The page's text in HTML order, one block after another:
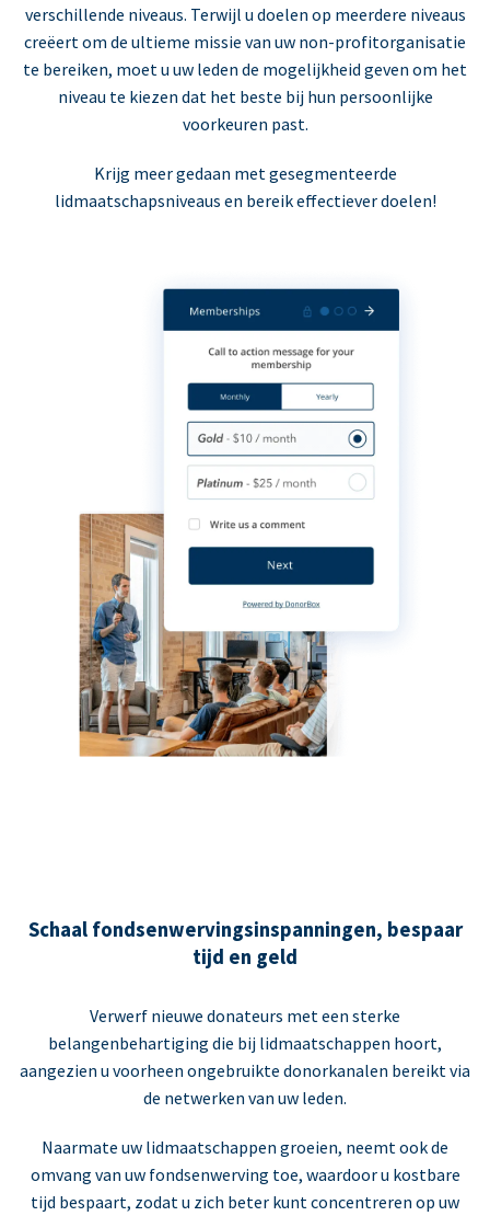
verschillende niveaus. Terwijl u doelen op meerdere niveaus
creëert om de ultieme missie van uw non-profitorganisatie
te bereiken, moet u uw leden de mogelijkheid geven om het
niveau te kiezen dat het beste bij hun persoonlijke
voorkeuren past.
Krijg meer gedaan met gesegmenteerde
lidmaatschapsniveaus en bereik effectiever doelen!
Schaal fondsenwervingsinspanningen, bespaar
tijd en geld
Verwerf nieuwe donateurs met een sterke
belangenbehartiging die bij lidmaatschappen hoort,
aangezien u voorheen ongebruikte donorkanalen bereikt via
de netwerken van uw leden.
Naarmate uw lidmaatschappen groeien, neemt ook de
omvang van uw fondsenwerving toe, waardoor u kostbare
tijd bespaart, zodat u zich beter kunt concentreren op uw